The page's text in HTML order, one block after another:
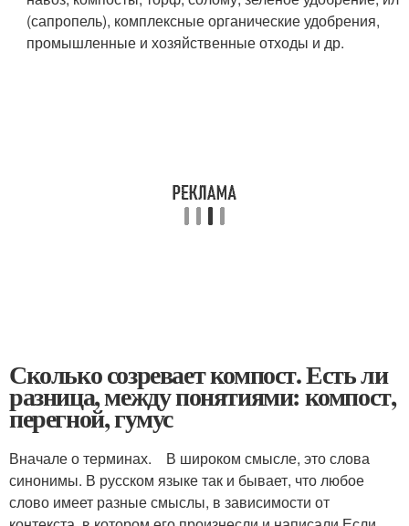
(сапропель), комплексные органические удобрения,
промышленные и хозяйственные отходы и др.
Сколько созревает компост. Есть ли
разница, между понятиями: компост,
перегной, гумус
Вначале о терминах. В широком смысле, это слова
синонимы. В русском языке так и бывает, что любое
слово имеет разные смыслы, в зависимости от